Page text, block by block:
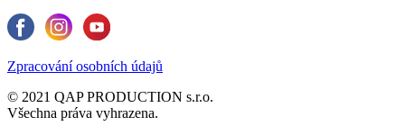
Zpracování osobních údajů
© 2021 QAP PRODUCTION s.r.o.
Všechna práva vyhrazena.